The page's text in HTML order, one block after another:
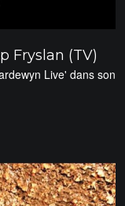
Fryslan (TV)
Live' dans son